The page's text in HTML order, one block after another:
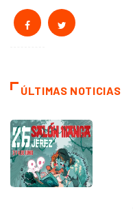
ÚLTIMAS NOTICIAS